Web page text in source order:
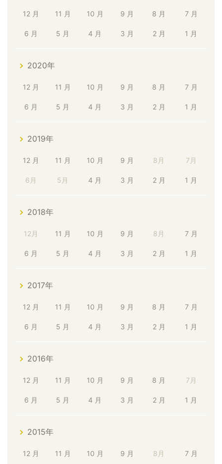
12 月 11 月 10 月 9 月 8 月 7 月
6 月 5 月 4 月 3 月 2 月 1 月
2020年
12 月 11 月 10 月 9 月 8 月 7 月
6 月 5 月 4 月 3 月 2 月 1 月
2019年
12 月 11 月 10 月 9 月 8月 7月
6月 5月 4 月 3 月 2 月 1 月
2018年
12月 11 月 10 月 9 月 8月 7 月
6 月 5 月 4 月 3 月 2 月 1 月
2017年
12 月 11 月 10 月 9 月 8 月 7 月
6 月 5 月 4 月 3 月 2 月 1 月
2016年
12 月 11 月 10 月 9 月 8 月 7月
6 月 5 月 4 月 3 月 2 月 1 月
2015年
12 月 11 月 10 月 9 月 8月 7 月